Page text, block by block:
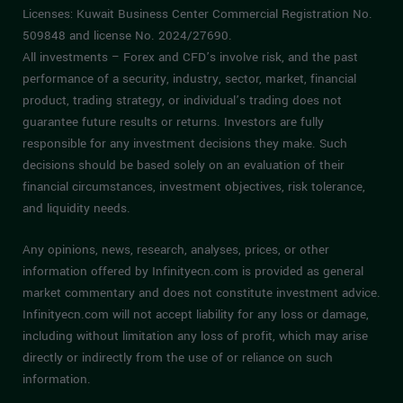
Licenses: Kuwait Business Center Commercial Registration No.
509848 and license No. 2024/27690.
All investments – Forex and CFD’s involve risk, and the past
performance of a security, industry, sector, market, financial
product, trading strategy, or individual’s trading does not
guarantee future results or returns. Investors are fully
responsible for any investment decisions they make. Such
decisions should be based solely on an evaluation of their
financial circumstances, investment objectives, risk tolerance,
and liquidity needs.
Any opinions, news, research, analyses, prices, or other
information offered by Infinityecn.com is provided as general
market commentary and does not constitute investment advice.
Infinityecn.com will not accept liability for any loss or damage,
including without limitation any loss of profit, which may arise
directly or indirectly from the use of or reliance on such
information.